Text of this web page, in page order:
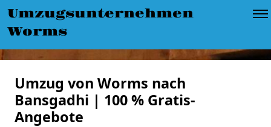
Umzugsunternehmen
Worms
Umzug von Worms nach
Bansgadhi | 100 % Gratis-
Angebote